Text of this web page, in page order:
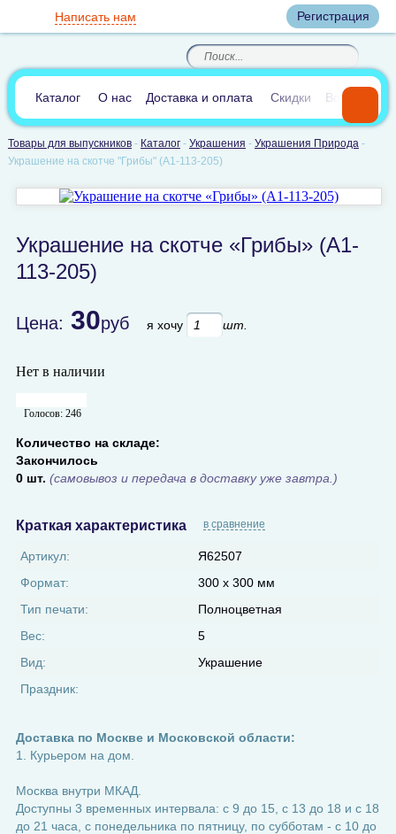
Регистрация
8(812)385-66-65
8(905) 700-70-04
По России звонок
бесплатный
(круглосуточно)
Написать нам
В сравнении:0
Каталог О нас Доставка и оплата Скидки Вопросы и
Товары для выпускников- Каталог- Украшения - Украшения Природа-
Украшение на скотче "Грибы" (А1-113-205)
Украшение на скотче «Грибы» (А1-
113-205)
Цена: 30руб я хочу шт.
Нет в наличии
Голосов: 246
Количество на складе:
Закончилось
0 шт. (самовывоз и передача в доставку уже завтра.)
Краткая характеристика в сравнение
Артикул:
Я62507
Формат:
300 x 300 мм
Тип печати:
Полноцветная
Вес:
5
Вид:
Украшение
Праздник:
Доставка по Москве и Московской области:
1. Курьером на дом.
Москва внутри МКАД.
Доступны 3 временных интервала: с 9 до 15, с 13 до 18 и с 18
до 21 часа, с понедельника по пятницу, по субботам - с 10 до